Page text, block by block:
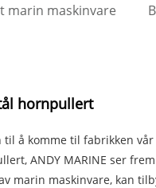
marin maskinvare
hornpullert
til å komme til fabrikken
ANDY MARINE ser
marin maskinvare, kan